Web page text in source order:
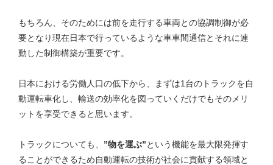
もちろん、そのためには前を走行する車両との協調制御が必
要となり現在日本で行っているような車車間通信とそれに連
動した制御構築が重要です。
日本における労働人口の低下から、まずは1台のトラックを自
動運転車化し、輸送の効率化を図っていくだけでもそのメリ
ットを享受できると思います。
トラックについても、 ”物を運ぶ”という機能を最大限発揮す
ることができるため自動運転の技術が社会に貢献する領域と